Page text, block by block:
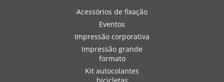
Acessórios de fixação
Eventos
Impressão corporativa
Impressão grande
formato
Kit autocolantes